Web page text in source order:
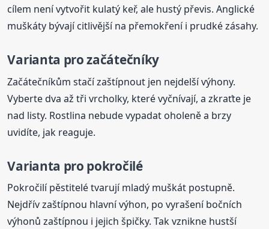
cílem není vytvořit kulatý keř, ale hustý převis. Anglické
muškáty bývají citlivější na přemokření i prudké zásahy.
Varianta pro začátečníky
Začátečníkům stačí zaštípnout jen nejdelší výhony.
Vyberte dva až tři vrcholky, které vyčnívají, a zkraťte je
nad listy. Rostlina nebude vypadat oholeně a brzy
uvidíte, jak reaguje.
Varianta pro pokročilé
Pokročilí pěstitelé tvarují mladý muškát postupně.
Nejdřív zaštípnou hlavní výhon, po vyrašení bočních
výhonů zaštípnou i jejich špičky. Tak vznikne hustší